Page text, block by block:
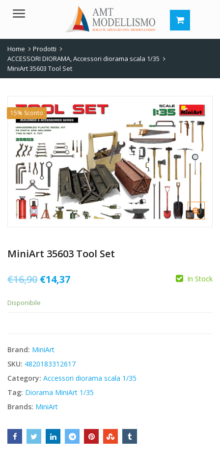
Menu
Home
Prodotti
ACCESSORI DIORAMA,Accessori diorama scala 1/35
MiniArt 35603 Tool Set
15% Sconto
MiniArt 35603 Tool Set
€16,90 Il
€14,37Il
In Stock
Disponibile
Brand: MiniArt
SKU: 4820183312617
Category: Accessori diorama scala 1/35
Tag: Diorama MiniArt 1/35
Brands: MiniArt